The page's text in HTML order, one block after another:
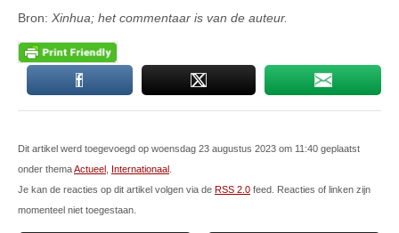
Bron: Xinhua; het commentaar is van de auteur.
Dit artikel werd toegevoegd op woensdag 23 augustus 2023 om 11:40 geplaatst
onder themaActueel Internationaal
Je kan de reacties op dit artikel volgen via de RSS 2.0 feed. Reacties of linken zijn
momenteel niet toegestaan.